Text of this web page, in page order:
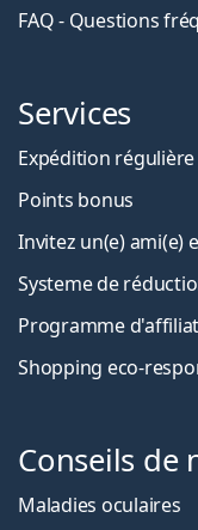
FAQ - Questions
Services
Expédition régulière
Points bonus
Invitez un(e) ami(e)
Systeme de
Programme
Shopping eco-
Conseils de
Maladies oculaires